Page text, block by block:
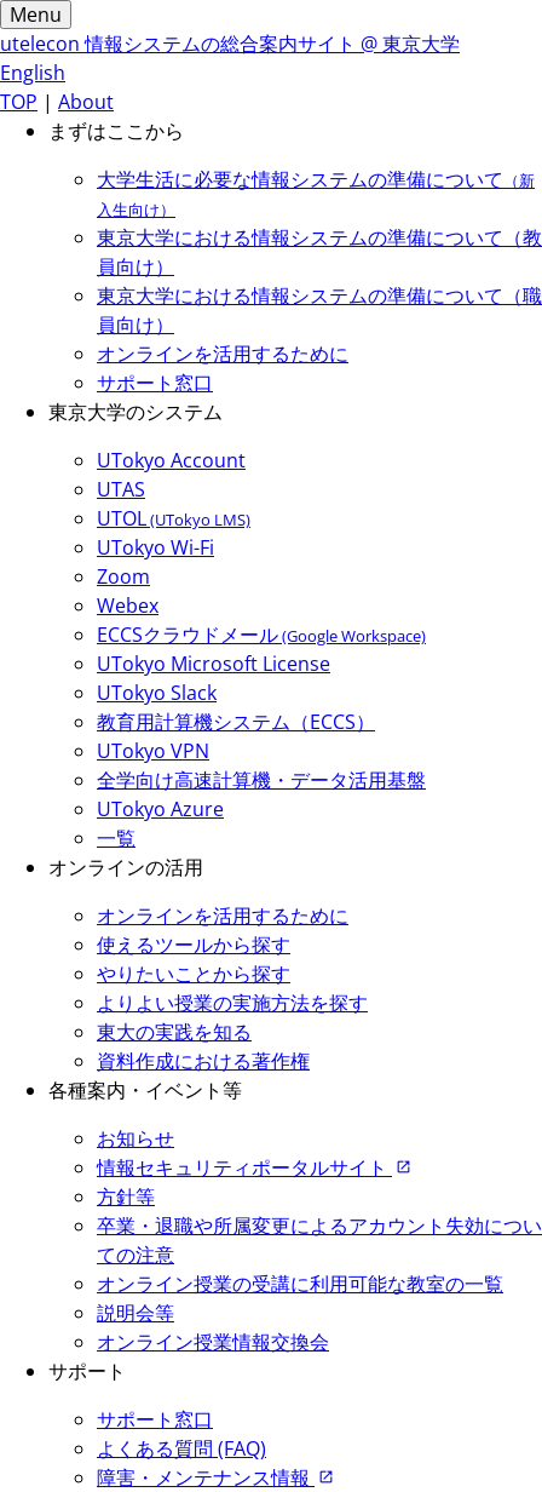
Menu
utelecon 情報システムの総合案内サイト @ 東京大学
English
TOP | About
まずはここから
大学生活に必要な情報システムの準備について （新
入生向け）
東京大学における情報システムの準備について（教
員向け）
東京大学における情報システムの準備について（職
員向け）
オンラインを活用するために
サポート窓口
東京大学のシステム
UTokyo Account
UTAS
UTOL(UTokyo LMS)
UTokyo Wi-Fi
Zoom
Webex
ECCSクラウドメール(Google Workspace)
UTokyo Microsoft License
UTokyo Slack
教育用計算機システム（ECCS）
UTokyo VPN
全学向け高速計算機・データ活用基盤
UTokyo Azure
一覧
オンラインの活用
オンラインを活用するために
使えるツールから探す
やりたいことから探す
よりよい授業の実施方法を探す
東大の実践を知る
資料作成における著作権
各種案内・イベント等
お知らせ
情報セキュリティポータルサイト
方針等
卒業・退職や所属変更によるアカウント失効につい
ての注意
オンライン授業の受講に利用可能な教室の一覧
説明会等
オンライン授業情報交換会
サポート
サポート窓口
よくある質問 (FAQ)
障害・メンテナンス情報